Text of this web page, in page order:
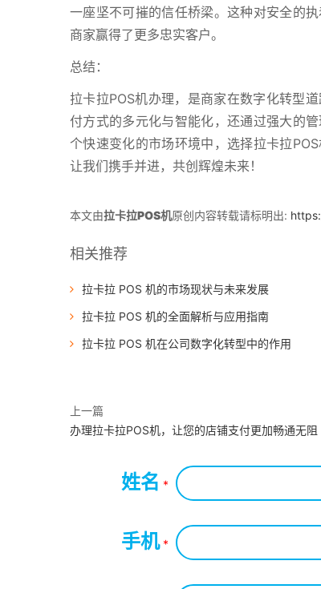
一座坚不可摧的信任桥梁。这种对安全的
商家赢得了更多忠实客户。
总结：
拉卡拉POS机办理，是商家在数字化转型
付方式的多元化与智能化，还通过强大的
个快速变化的市场环境中，选择拉卡拉
让我们携手并进，共创辉煌未来！
本文由拉卡拉POS机原创内容转载请标明出:
相关推荐
拉卡拉 POS 机的市场现状与未来发展
拉卡拉 POS 机的全面解析与应用指南
拉卡拉 POS 机在公司数字化转型中的作用
上一篇
办理拉卡拉POS机，让您的店铺支付更加畅通无阻
姓名 *
手机*